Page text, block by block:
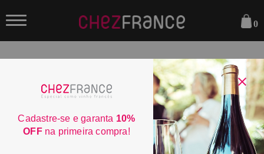
0
ORDENAR POR:
Cadastre-se e garanta 10%
OFFna primeira compra!